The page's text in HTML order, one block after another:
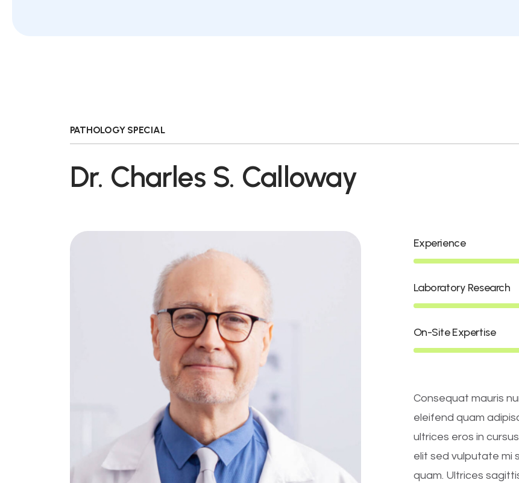
PATHOLOGY SPECIAL
Dr. Charles S. Calloway
Experience
Laboratory Research
On-Site Expertise
Consequat mauris
eleifend quam
ultrices eros in
elit sed vulputate mi
quam. Ultrices